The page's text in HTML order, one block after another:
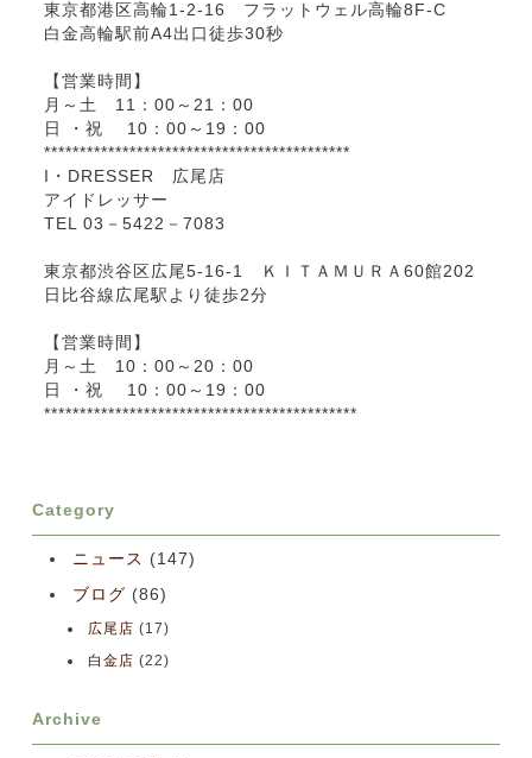
東京都港区高輪1-2-16 フラットウェル高輪8F-C
白金高輪駅前A4出口徒歩30秒
【営業時間】
月～土 11：00～21：00
日 ・祝 10：00～19：00
*******************************************
I・DRESSER 広尾店
アイドレッサー
TEL 03－5422－7083
東京都渋谷区広尾5-16-1 ＫＩＴＡＭＵＲＡ60館202
日比谷線広尾駅より徒歩2分
【営業時間】
月～土 10：00～20：00
日 ・祝 10：00～19：00
********************************************
Category
ニュース (147)
ブログ (86)
広尾店 (17)
白金店 (22)
Archive